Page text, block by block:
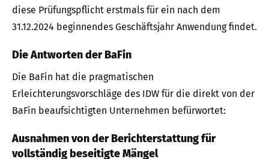
diese Prüfungspflicht erstmals für ein nach dem
31.12.2024 beginnendes Geschäftsjahr Anwendung findet.
Die Antworten der BaFin
Die BaFin hat die pragmatischen
Erleichterungsvorschläge des IDW für die direkt von der
BaFin beaufsichtigten Unternehmen befürwortet:
Ausnahmen von der Berichterstattung für
vollständig beseitigte Mängel